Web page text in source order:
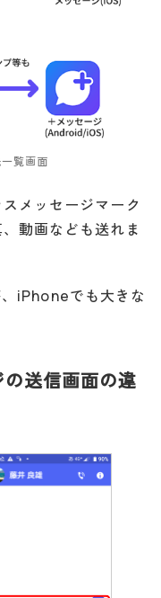
覧画面
メッセージマーク
動画なども送れま
iPhoneでも大きな
送信画面の違